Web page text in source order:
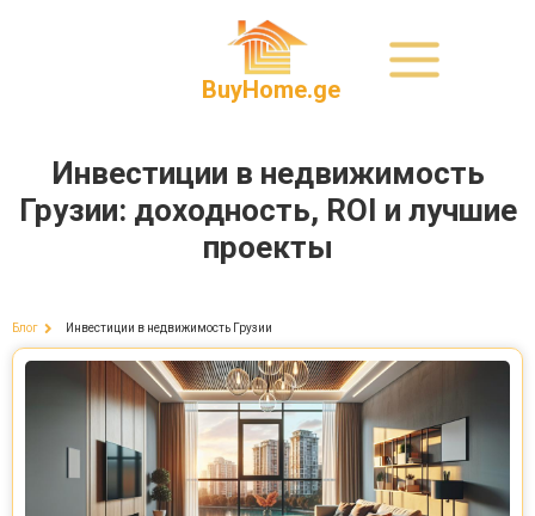
BuyHome.ge
Инвестиции в недвижимость
Грузии: доходность, ROI и лучшие
проекты
Блог Инвестиции в недвижимость Грузии